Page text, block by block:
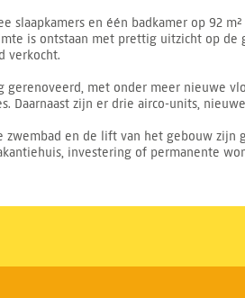
slaapkamers en één badkamer op 92
is ontstaan met prettig uitzicht op
verkocht.
gerenoveerd, met onder meer nieuwe
Daarnaast zijn er drie airco-units,
zwembad en de lift van het gebouw
investering of permanente